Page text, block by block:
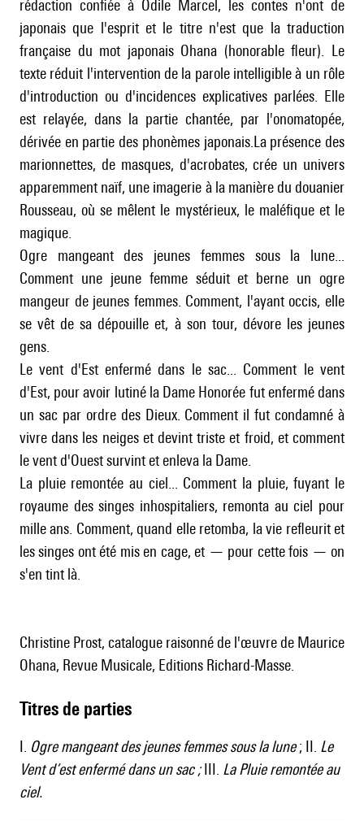
rédaction confiée à Odile Marcel, les contes n'ont de
japonais que l'esprit et le titre n'est que la traduction
française du mot japonais Ohana (honorable fleur). Le
texte réduit l'intervention de la parole intelligible à un rôle
d'introduction ou d'incidences explicatives parlées. Elle
est relayée, dans la partie chantée, par l'onomatopée,
dérivée en partie des phonèmes japonais.La présence des
marionnettes, de masques, d'acrobates, crée un univers
apparemment naïf, une imagerie à la manière du douanier
Rousseau, où se mêlent le mystérieux, le maléfique et le
magique.
Ogre mangeant des jeunes femmes sous la lune...
Comment une jeune femme séduit et berne un ogre
mangeur de jeunes femmes. Comment, l'ayant occis, elle
se vêt de sa dépouille et, à son tour, dévore les jeunes
gens.
Le vent d'Est enfermé dans le sac... Comment le vent
d'Est, pour avoir lutiné la Dame Honorée fut enfermé dans
un sac par ordre des Dieux. Comment il fut condamné à
vivre dans les neiges et devint triste et froid, et comment
le vent d'Ouest survint et enleva la Dame.
La pluie remontée au ciel... Comment la pluie, fuyant le
royaume des singes inhospitaliers, remonta au ciel pour
mille ans. Comment, quand elle retomba, la vie refleurit et
les singes ont été mis en cage, et — pour cette fois — on
s'en tint là.
Christine Prost, catalogue raisonné de l'œuvre de Maurice
Ohana, Revue Musicale, Editions Richard-Masse.
Titres de parties
I. Ogre mangeant des jeunes femmes sous la lune; II. Le
Vent d’est enfermé dans un sac ;III. La Pluie remontée au
ciel.